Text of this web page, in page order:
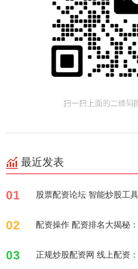
最近发表
01 股票配资论坛 智能炒股工
02 配资操作 配资排名大揭秘
03 正规炒股配资网 线上配资